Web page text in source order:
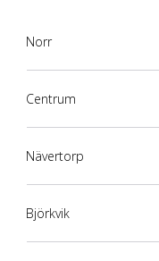
Norr
Centrum
Nävertorp
Björkvik